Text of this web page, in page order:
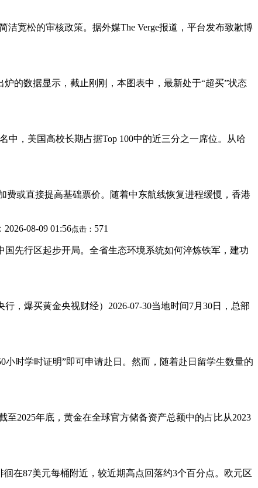
宽松的审核政策。据外媒The Verge报道，平台发布致歉博
的数据显示，截止刚刚，本图表中，最新处于“超买”状态
，美国高校长期占据Top 100中的近三分之一席位。从哈
或直接提高基础票价。随着中东航线恢复进程缓慢，香港
：2026-08-09 01:56点击： 571
先行区起步开局。全省生态环境系统如何淬炼铁军，建功
，爆买黄金央视财经）2026-07-30当地时间7月30日，总部
时学时证明”即可申请赴日。然而，随着赴日留学生数量的
2025年底，黄金在全球官方储备资产总额中的占比从2023
在87美元每桶附近，较近期高点回落约3个百分点。欧元区